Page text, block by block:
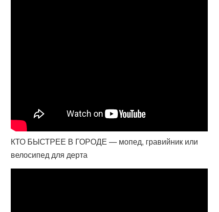
КТО БЫСТРЕЕ В ГОРОДЕ — мопед, гравийник или
велосипед для дерта